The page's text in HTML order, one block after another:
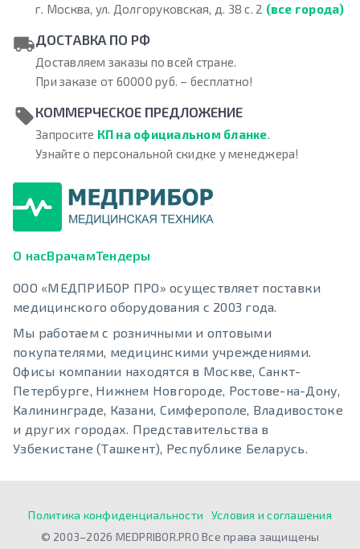
г. Москва, ул. Долгоруковская, д. 38 с. 2 (все города)
ДОСТАВКА ПО РФ
Доставляем заказы по всей стране.
При заказе от 60000 руб. – бесплатно!
КОММЕРЧЕСКОЕ ПРЕДЛОЖЕНИЕ
Запросите КП на официальном бланке.
Узнайте о персональной скидке у менеджера!
О насВрачамТендеры
ООО «МЕДПРИБОР ПРО» осуществляет поставки
медицинского оборудования с 2003 года.
Мы работаем с розничными и оптовыми
покупателями, медицинскими учреждениями.
Офисы компании находятся в Москве, Санкт-
Петербурге, Нижнем Новгороде, Ростове-на-Дону,
Калининграде, Казани, Симферополе, Владивостоке
и других городах. Представительства в
Узбекистане (Ташкент), Республике Беларусь.
Политика конфиденциальности
Условия и соглашения
© 2003–2026 MEDPRIBOR.PRO Все права защищены